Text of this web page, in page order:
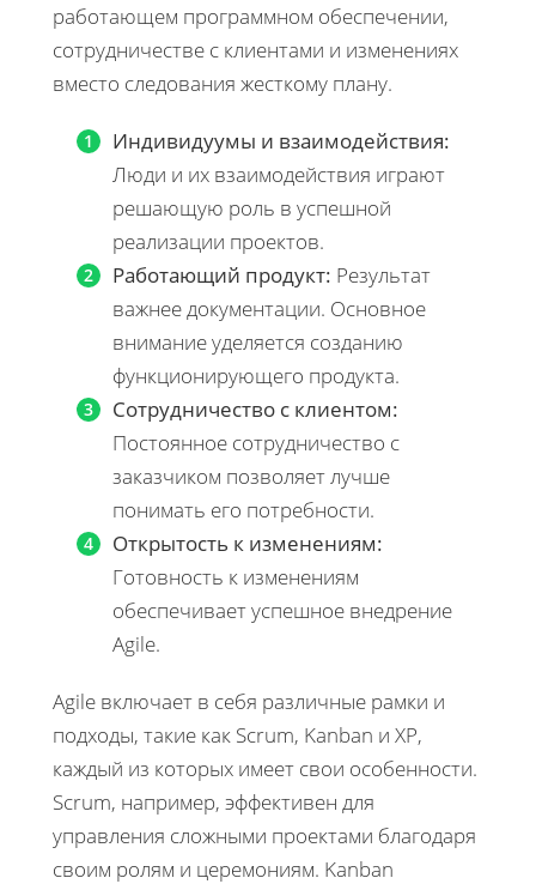
работающем программном обеспечении,
сотрудничестве с клиентами и изменениях
вместо следования жесткому плану.
Индивидуумы и взаимодействия:
Люди и их взаимодействия играют
решающую роль в успешной
реализации проектов.
Работающий продукт: Результат
важнее документации. Основное
внимание уделяется созданию
функционирующего продукта.
Сотрудничество с клиентом:
Постоянное сотрудничество с
заказчиком позволяет лучше
понимать его потребности.
Открытость к изменениям:
Готовность к изменениям
обеспечивает успешное внедрение
Agile.
Agile включает в себя различные рамки и
подходы, такие как Scrum, Kanban и XP,
каждый из которых имеет свои особенности.
Scrum, например, эффективен для
управления сложными проектами благодаря
своим ролям и церемониям. Kanban